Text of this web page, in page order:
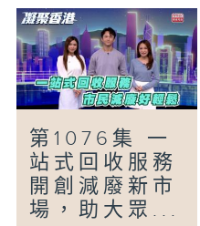
第1076集 一
站式回收服務
開創減廢新市
場，助大眾...